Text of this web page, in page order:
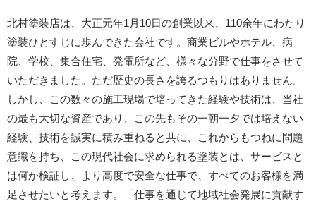
北村塗装店は、大正元年1月10日の創業以来、110余年にわたり
塗装ひとすじに歩んできた会社です。商業ビルやホテル、病
院、学校、集合住宅、発電所など、様々な分野で仕事をさせて
いただきました。ただ歴史の長さを誇るつもりはありません。
しかし、この数々の施工現場で培ってきた経験や技術は、当社
の最も大切な資産であり、この先もその一朝一夕では培えない
経験、技術を誠実に積み重ねると共に、これからもつねに問題
意識を持ち、この現代社会に求められる塗装とは、サービスと
は何か検証し、より高度で安全な仕事で、すべてのお客様を満
足させたいと考えます。「仕事を通じて地域社会発展に貢献す